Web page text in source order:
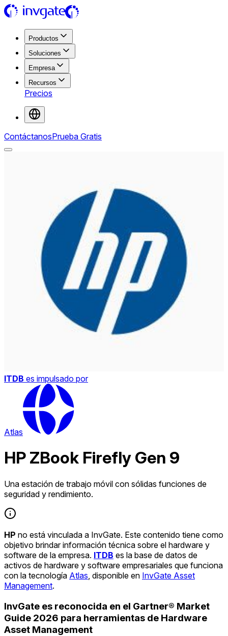
Productos
Soluciones
Empresa
Recursos
Precios
ContáctanosPrueba Gratis
ITDB es impulsado por
Atlas
HP ZBook Firefly Gen 9
Una estación de trabajo móvil con sólidas funciones de
seguridad y rendimiento.
HP no está vinculada a InvGate. Este contenido tiene como
objetivo brindar información técnica sobre el hardware y
software de la empresa. ITDB es la base de datos de
activos de hardware y software empresariales que funciona
con la tecnología Atlas , disponible en InvGate Asset
Management.
InvGate es reconocida en el Gartner® Market
Guide 2026 para herramientas de Hardware
Asset Management